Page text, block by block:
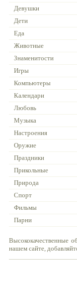
Девушки
Дети
Еда
Животные
Знаменитости
Игры
Компьютеры
Календари
Любовь
Музыка
Настроения
Оружие
Праздники
Прикольные
Природа
Спорт
Фильмы
Парни
Высококачественные
нашем сайте,